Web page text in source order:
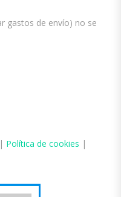
gastos de envío) no se
| Política de cookies |